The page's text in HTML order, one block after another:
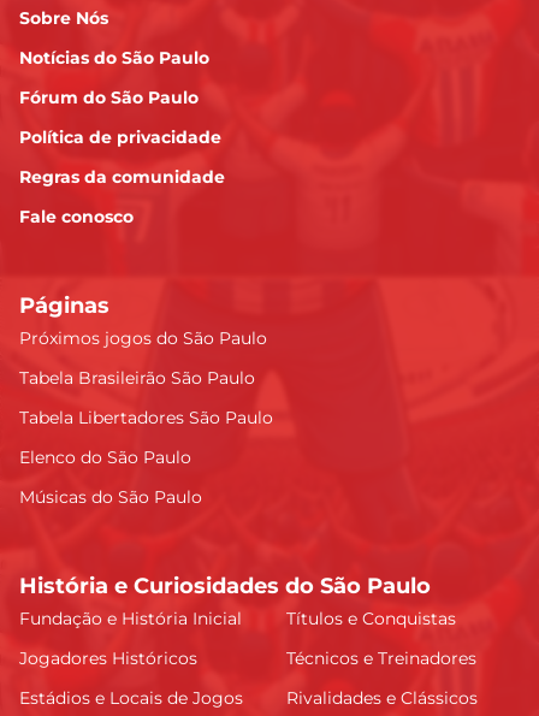
Sobre Nós
Notícias do São Paulo
Fórum do São Paulo
Política de privacidade
Regras da comunidade
Fale conosco
Páginas
Próximos jogos do São Paulo
Tabela Brasileirão São Paulo
Tabela Libertadores São Paulo
Elenco do São Paulo
Músicas do São Paulo
História e Curiosidades do São Paulo
Fundação e História Inicial
Títulos e Conquistas
Jogadores Históricos
Técnicos e Treinadores
Estádios e Locais de Jogos
Rivalidades e Clássicos